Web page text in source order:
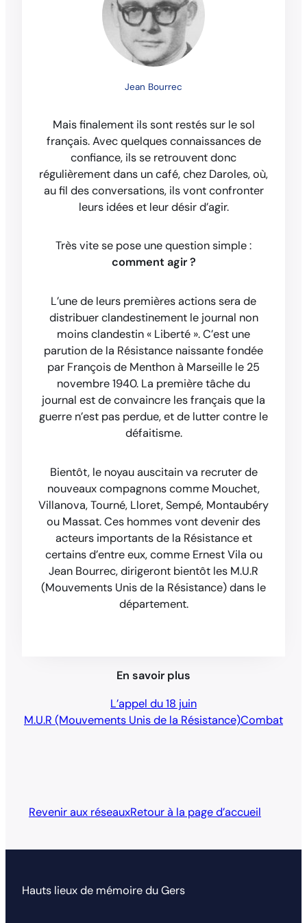
Jean Bourrec
Mais finalement ils sont restés sur le sol
français. Avec quelques connaissances de
confiance, ils se retrouvent donc
régulièrement dans un café, chez Daroles, où,
au fil des conversations, ils vont confronter
leurs idées et leur désir d’agir.
Très vite se pose une question simple :
comment agir ?
L’une de leurs premières actions sera de
distribuer clandestinement le journal non
moins clandestin « Liberté ». C’est une
parution de la Résistance naissante fondée
par François de Menthon à Marseille le 25
novembre 1940. La première tâche du
journal est de convaincre les français que la
guerre n’est pas perdue, et de lutter contre le
défaitisme.
Bientôt, le noyau auscitain va recruter de
nouveaux compagnons comme Mouchet,
Villanova, Tourné, Lloret, Sempé, Montaubéry
ou Massat. Ces hommes vont devenir des
acteurs importants de la Résistance et
certains d’entre eux, comme Ernest Vila ou
Jean Bourrec, dirigeront bientôt les M.U.R
(Mouvements Unis de la Résistance) dans le
département.
En savoir plus
L’appel du 18 juin
M.U.R (Mouvements Unis de la Résistance)Combat
Revenir aux réseauxRetour à la page d’accueil
Hauts lieux de mémoire du Gers